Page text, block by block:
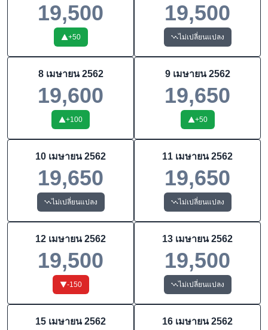
19,500
+50
19,500
ไม่เปลี่ยนแปลง
8 เมษายน 2562
19,600
+100
9 เมษายน 2562
19,650
+50
10 เมษายน 2562
19,650
ไม่เปลี่ยนแปลง
11 เมษายน 2562
19,650
ไม่เปลี่ยนแปลง
12 เมษายน 2562
19,500
-150
13 เมษายน 2562
19,500
ไม่เปลี่ยนแปลง
15 เมษายน 2562 16 เมษายน 2562